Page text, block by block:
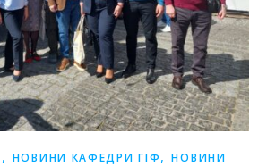
, НОВИНИ КАФЕДРИ ГІФ,НОВИНИ